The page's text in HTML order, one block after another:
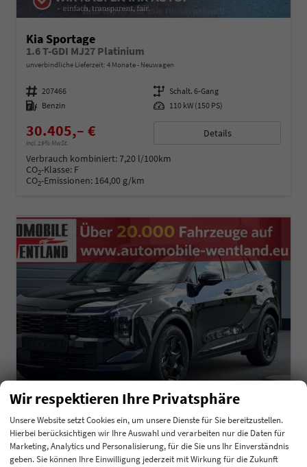
Kia Sportage
1.6 T-GDI MJ27 Platinium
unverbindliche Lieferzeit: 4 Monate Neuwagen
Fahrzeugnummer 207466 Getriebe Schalt. 6-Gang
Kraftstoff Benzin Leistung 110 kW (150 PS)
30.405,– €
incl. 19% MwSt.
Details
Verbrauch kombiniert:7,20 l/100km
CO2-Klasse: F
CO2-Emissionen: 164,00 g/km
Kia Sportage
Black Edition 1,6 T-GDI 110KW MJ27
Wir respektieren Ihre Privatsphäre
Unsere Website setzt Cookies ein, um unsere Dienste für Sie bereitzustellen.
Hierbei berücksichtigen wir Ihre Auswahl und verarbeiten nur die Daten für
Marketing, Analytics und Personalisierung, für die Sie uns Ihr Einverständnis
geben. Sie können Ihre Einwilligung jederzeit mit Wirkung für die Zukunft